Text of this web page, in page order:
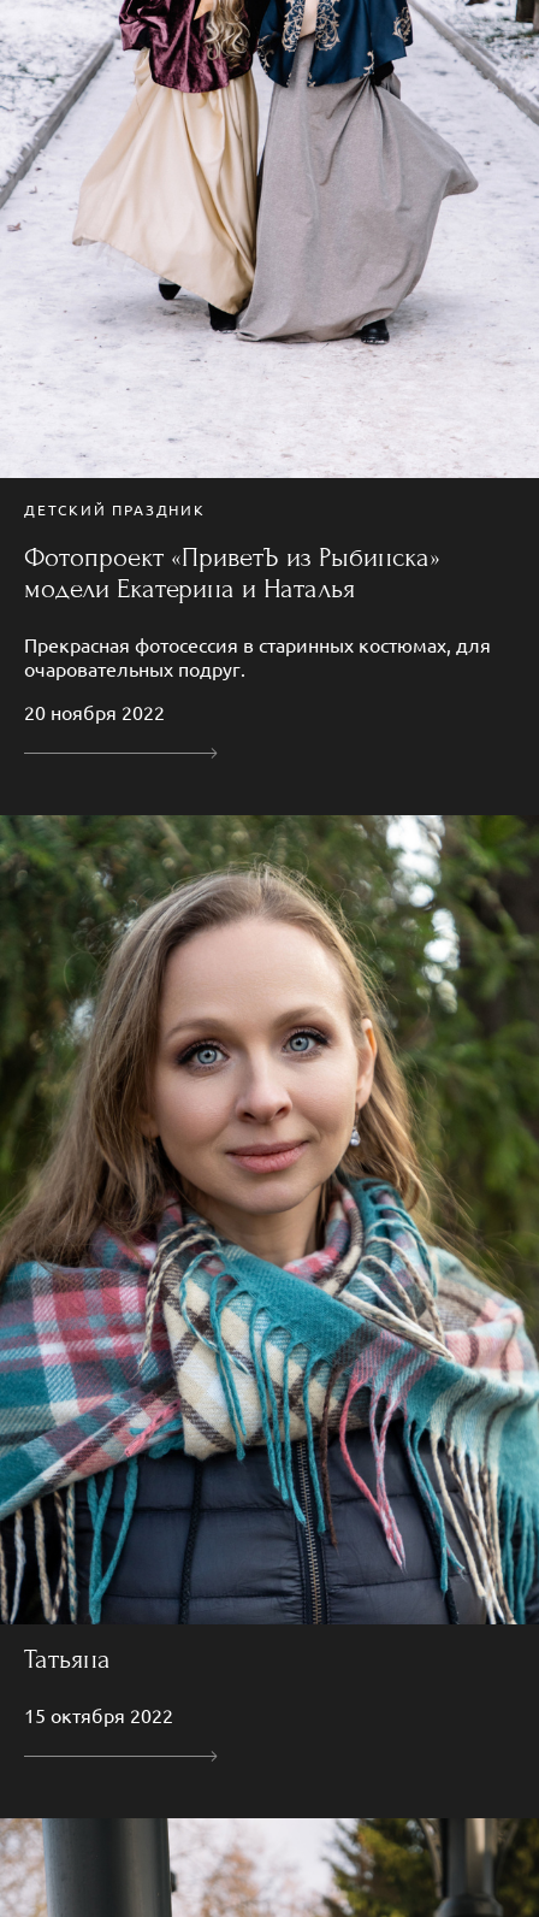
ДЕТСКИЙ ПРАЗДНИК
Фотопроект «ПриветЪ из Рыбинска»
модели Екатерина и Наталья
Прекрасная фотосессия в старинных костюмах, для
очаровательных подруг.
20 ноября 2022
Татьяна
15 октября 2022